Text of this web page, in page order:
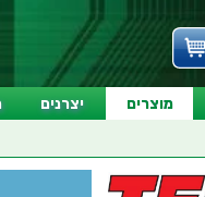
מוצרים יצרנים